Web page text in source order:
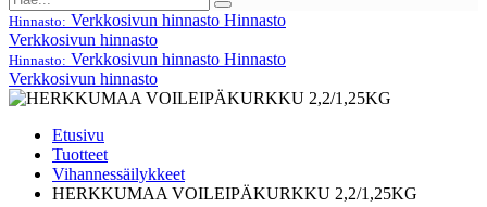
Hinnasto: Verkkosivun hinnasto Hinnasto
Verkkosivun hinnasto
Hinnasto: Verkkosivun hinnasto Hinnasto
Verkkosivun hinnasto
Etusivu
Tuotteet
Vihannessäilykkeet
HERKKUMAA VOILEIPÄKURKKU 2,2/1,25KG